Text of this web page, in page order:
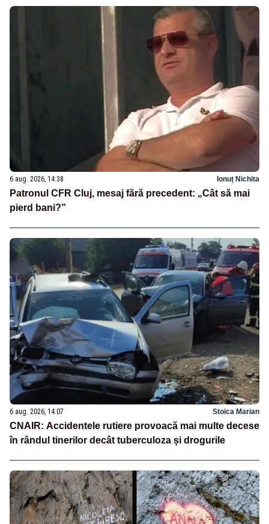
6 aug. 2026, 14:38 Ionuț Nichita
Patronul CFR Cluj, mesaj fără precedent: „Cât să mai
pierd bani?”
6 aug. 2026, 14:07 Stoica Marian
CNAIR: Accidentele rutiere provoacă mai multe decese
în rândul tinerilor decât tuberculoza și drogurile